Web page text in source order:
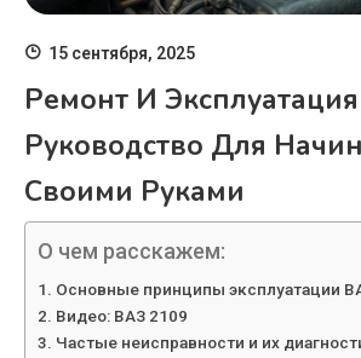
15 сентября, 2025
Ремонт И
Руководство Для
Своими Руками
О чем расскажем:
Основные принципы эксплуатации
Видео: ВАЗ 2109
Частые неисправности и их